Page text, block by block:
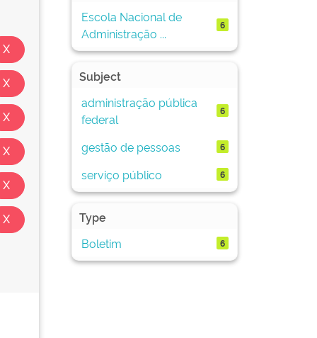
Escola Nacional de
Administração ...
6
Subject
administração pública
federal
6
gestão de pessoas 6
serviço público 6
Type
Boletim
6